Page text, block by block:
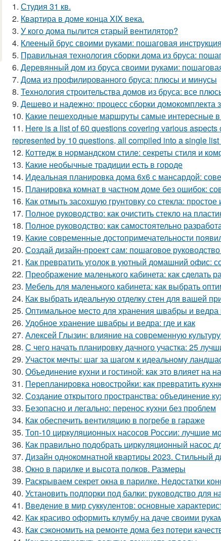
1. Студия 31 кв.
2. Квартира в доме конца XIX века.
3. У кого дома пылитcя cтарый вентилятор?
4. Клееный брус своими руками: пошаговая
5. Правильная технология сборки дома из бруса:
6. Деревянный дом из бруса своими руками:
7. Дома из профилированного бруса: плюсы и минусы
8. Технология строительства домов из бруса: все
9. Дешево и надежно: процесс сборки домокомплекта
10. Какие пешеходные маршруты самые интересные
11. Here is a list of 60 questions covering various
represented by 10 questions, all compiled into a single
12. Коттедж в нормандском стиле: секреты стиля и
13. Какие необычные традиции есть в городе
14. Идеальная планировка дома 6х6 с мансардой:
15. Планировка комнат в частном доме без ошибок:
16. Как отмыть засохшую грунтовку со стекла:
17. Полное руководство: как очистить стекло на
18. Полное руководство: как самостоятельно
19. Какие современные достопримечательности
20. Создай дизайн-проект сам: пошаговое
21. Как превратить уголок в уютный домашний офис:
22. Преображение маленького кабинета: как сделать
23. Мебель для маленького кабинета: как выбрать
24. Как выбрать идеальную отделку стен для вашей
25. Оптимальное место для хранения швабры и ведра
26. Удобное хранение швабры и ведра: где и как
27. Алексей Глызин: влияние на современную
28. С чего начать планировку дачного участка: 25
29. Участок мечты: шаг за шагом к идеальному
30. Объединение кухни и гостиной: как это влияет на
31. Перепланировка новостройки: как превратить
32. Создание открытого пространства: объединение
33. Безопасно и легально: перенос кухни без проблем
34. Как обеспечить вентиляцию в погребе в гараже
35. Топ-10 циркуляционных насосов России: лучшие
36. Как правильно подобрать циркуляционный насос
37. Дизайн однокомнатной квартиры 2023. Стильный
38. Окно в парилке и высота полков. Размеры
39. Раскрываем секрет окна в парилке. Недостатки
40. Установить подпорки под балки: руководство для
41. Введение в мир суккулентов: основные
42. Как красиво оформить клумбу на даче своими
43. Как сэкономить на ремонте дома без потери